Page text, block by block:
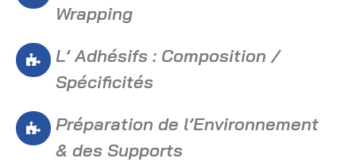
Wrapping
L’ Adhésifs : Composition /
Spécificités
Préparation de l’Environnement
& des Supports